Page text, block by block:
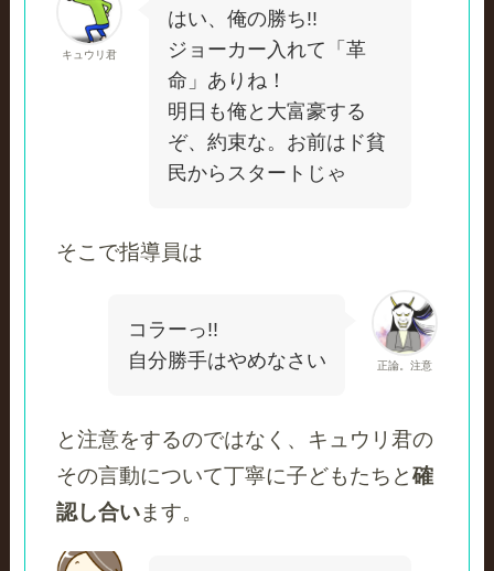
キュウリ君
はい、俺の勝ち!!
ジョーカー入れて「革
命」ありね！
明日も俺と大富豪する
ぞ、約束な。お前はド貧
民からスタートじゃ
そこで指導員は
正論。注意
コラーっ!!
自分勝手はやめなさい
と注意をするのではなく、キュウリ君の
その言動について丁寧に子どもたちと確
認し合います。